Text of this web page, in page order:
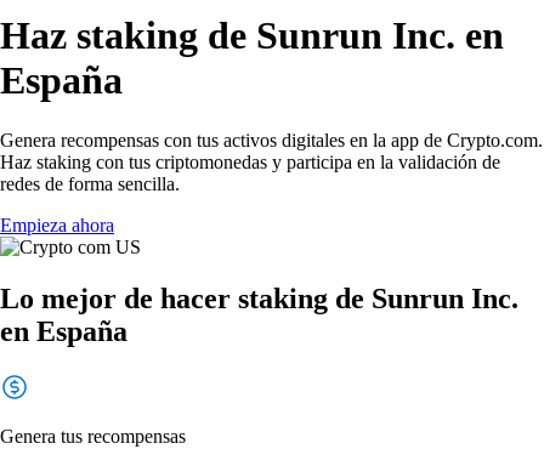
Haz staking de Sunrun Inc. en
España
Genera recompensas con tus activos digitales en la app de Crypto.com.
Haz staking con tus criptomonedas y participa en la validación de
redes de forma sencilla.
Empieza ahora
Lo mejor de hacer staking de Sunrun Inc.
en España
Genera tus recompensas